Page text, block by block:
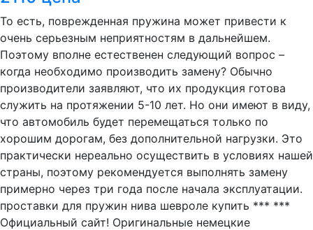
То есть, поврежденная пружина может привести к
очень серьезным неприятностям в дальнейшем.
Поэтому вполне естественен следующий вопрос –
когда необходимо производить замену? Обычно
производители заявляют, что их продукция готова
служить на протяжении 5-10 лет. Но они имеют в виду,
что автомобиль будет перемещаться только по
хорошим дорогам, без дополнительной нагрузки. Это
практически нереально осуществить в условиях нашей
страны, поэтому рекомендуется выполнять замену
примерно через три года после начала эксплуатации.
проставки для пружин нива шевроле купить *** ***
Официальный сайт! Оригинальные немецкие